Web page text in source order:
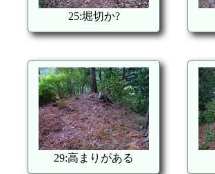
25:堀切か?
29:高まりがある